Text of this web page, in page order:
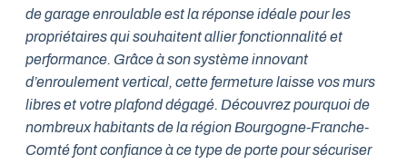
de garage enroulable est la réponse idéale pour les
propriétaires qui souhaitent allier fonctionnalité et
performance. Grâce à son système innovant
d’enroulement vertical, cette fermeture laisse vos murs
libres et votre plafond dégagé. Découvrez pourquoi de
nombreux habitants de la région Bourgogne-Franche-
Comté font confiance à ce type de porte pour sécuriser